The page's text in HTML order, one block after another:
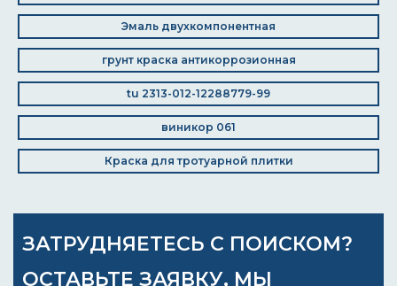
Эмаль двухкомпонентная
грунт краска антикоррозионная
tu 2313-012-12288779-99
виникор 061
Краска для тротуарной плитки
ЗАТРУДНЯЕТЕСЬ С ПОИСКОМ?
ОСТАВЬТЕ ЗАЯВКУ, МЫ